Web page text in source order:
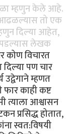
म्हणुन केले आहे.
आढळल्यास तो एक
दिल्या आहेत,
पडल्यास लेखक
कोण विचारत
पण चार
म्हणत
फार काही कष्ट
त्याला आश्वासन
प्रसिद्ध होतात,
स्वत:विषयी